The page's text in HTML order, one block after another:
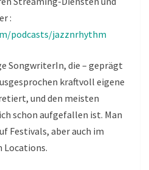
:
podcasts/jazznrhythm
SongwriterIn, die – geprägt
kraftvoll eigene
und den meisten
schon aufgefallen ist. Man
Festivals, aber auch im
Locations.